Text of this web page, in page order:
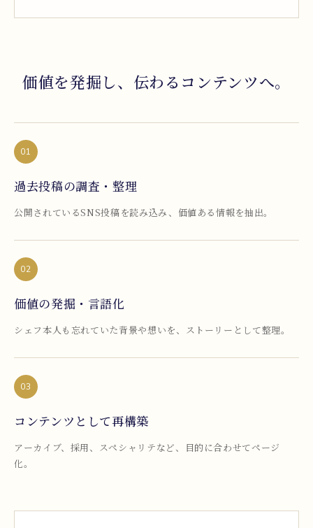
価値を発掘し、伝わるコンテンツへ。
01
過去投稿の調査・整理
公開されているSNS投稿を読み込み、価値ある情報を抽出。
02
価値の発掘・言語化
シェフ本人も忘れていた背景や想いを、ストーリーとして整理。
03
コンテンツとして再構築
アーカイブ、採用、スペシャリテなど、目的に合わせてページ
化。